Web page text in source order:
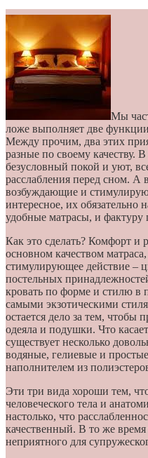
Мы
ложе выполняет две
Между прочим, два этих
разные по своему качеству.
безусловный покой и уют,
расслабления перед сном.
возбуждающие и
интересное, их обязательно
удобные матрасы, и фактуру
Как это сделать? Комфорт и
основном качеством
стимулирующее действие –
постельных
кровать по форме и стилю в
самыми экзотическими
остается дело за тем, чтобы
одеяла и подушки. Что
существует несколько
водяные, гелиевые и
наполнителем из
Эти три вида хороши тем,
человеческого тела и
настолько, что
качественный. В то же
неприятного для